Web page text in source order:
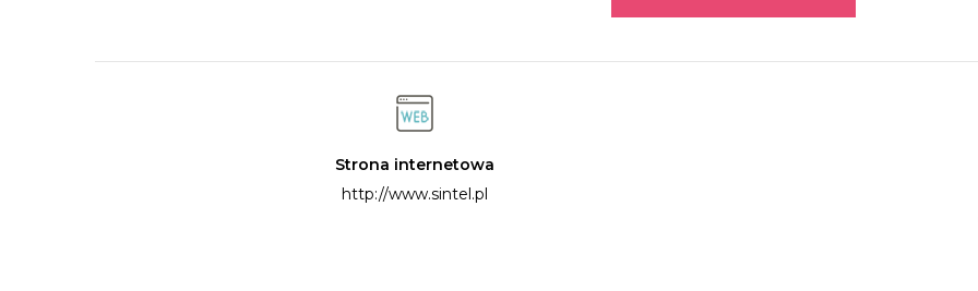
Strona internetowa
http://www.sintel.pl